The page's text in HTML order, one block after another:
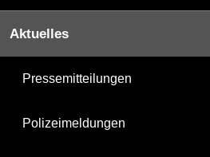
Aktuelles
Pressemitteilungen
Polizeimeldungen